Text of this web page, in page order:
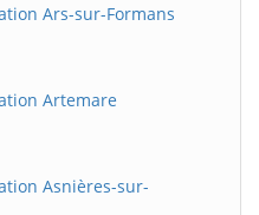
Ars-sur-Formans
Artemare
Asnières-sur-